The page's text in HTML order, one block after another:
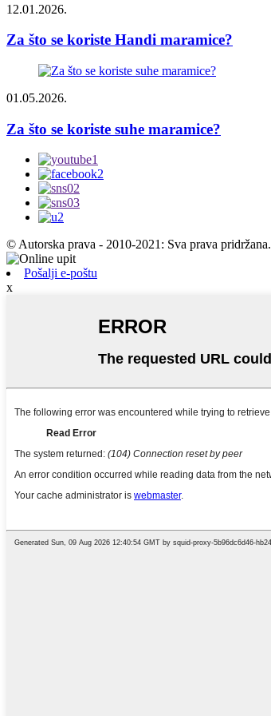
12.01.2026.
Za što se koriste Handi maramice?
01.05.2026.
Za što se koriste suhe maramice?
© Autorska prava - 2010-2021: Sva prava pridržana.
Pošalji e-poštu
x